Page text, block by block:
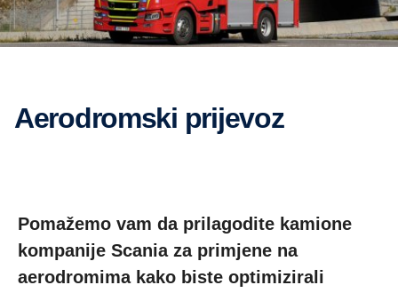
Aerodromski prijevoz
Pomažemo vam da prilagodite kamione
kompanije Scania za primjene na
aerodromima kako biste optimizirali